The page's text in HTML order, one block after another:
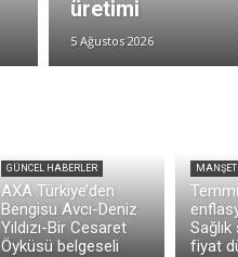
üretimi
5 Ağustos 2026
GÜNCEL HABERLER
AXA Türkiye’den
Bengisu Avcı-Deniz
Yıldızı-Bir Cesaret
Öyküsü belgeseli
MANŞET
fiyat